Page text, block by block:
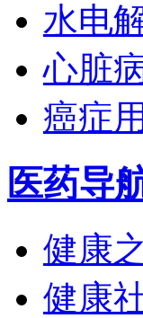
水电
心脏
癌症
医药导
健康
健康